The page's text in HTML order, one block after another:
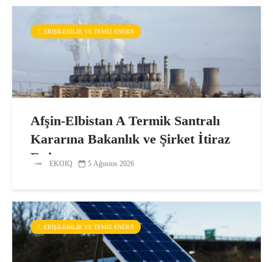
7. ERIŞILEBILIR VE TEMIZ ENERJI
Afşin-Elbistan A Termik Santralı
Kararına Bakanlık ve Şirket İtiraz
EttiEKOIQ 5 Ağustos 2026
7. ERIŞILEBILIR VE TEMIZ ENERJI